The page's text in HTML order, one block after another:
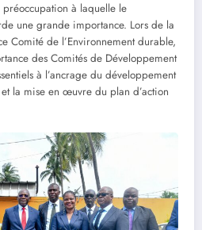
préoccupation à laquelle le
une grande importance. Lors de la
Comité de l’Environnement durable,
des Comités de Développement
à l’ancrage du développement
la mise en œuvre du plan d’action